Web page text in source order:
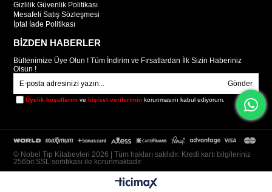
Gizlilik Güvenlik Politikası
Mesafeli Satış Sözleşmesi
İptal İade Politikası
BİZDEN HABERLER
Bültenimize Üye Olun ! Tüm İndirim ve Fırsatlardan İlk Sizin Haberiniz
Olsun !
Gönder
Üyelik koşullarını vekişisel verilerimin korunmasını kabul ediyorum.
© Nobel Tıp Kitabevleri 2026 | Tüm hakları saklıdır. Kredi kartı bilgileriniz
256bit SSL sertifikası ile korunmaktadır.